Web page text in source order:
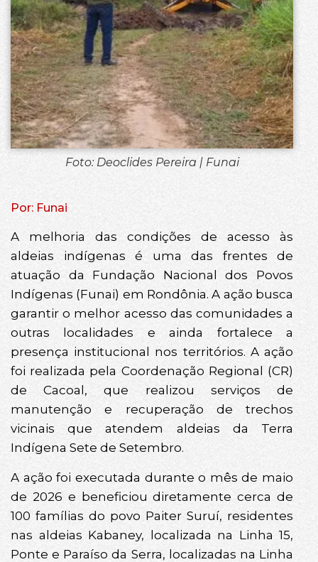
Foto: Deoclides Pereira | Funai
Por: Funai
A melhoria das condições de acesso às
aldeias indígenas é uma das frentes de
atuação da Fundação Nacional dos Povos
Indígenas (Funai) em Rondônia. A ação busca
garantir o melhor acesso das comunidades a
outras localidades e ainda fortalece a
presença institucional nos territórios. A ação
foi realizada pela Coordenação Regional (CR)
de Cacoal, que realizou serviços de
manutenção e recuperação de trechos
vicinais que atendem aldeias da Terra
Indígena Sete de Setembro.
A ação foi executada durante o mês de maio
de 2026 e beneficiou diretamente cerca de
100 famílias do povo Paiter Suruí, residentes
nas aldeias Kabaney, localizada na Linha 15,
Ponte e Paraíso da Serra, localizadas na Linha